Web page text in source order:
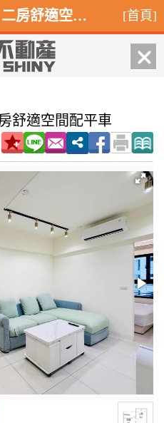
舒適空間配平車
台積電科技捷運宅｜二房舒適空間配平車,楠梓區後昌路 [首頁]